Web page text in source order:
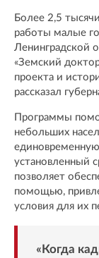
Более 2,5
работы малые
Ленинградской
«Земский
проекта и
рассказал
Программы
небольших
установленный
позволяет
помощью,
условия для их
«Когда